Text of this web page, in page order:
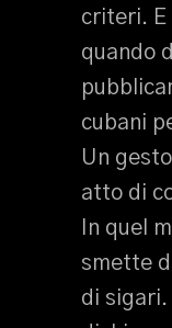
criteri. E
quando
cubani
Un
atto di
In quel
smette
di sigari.